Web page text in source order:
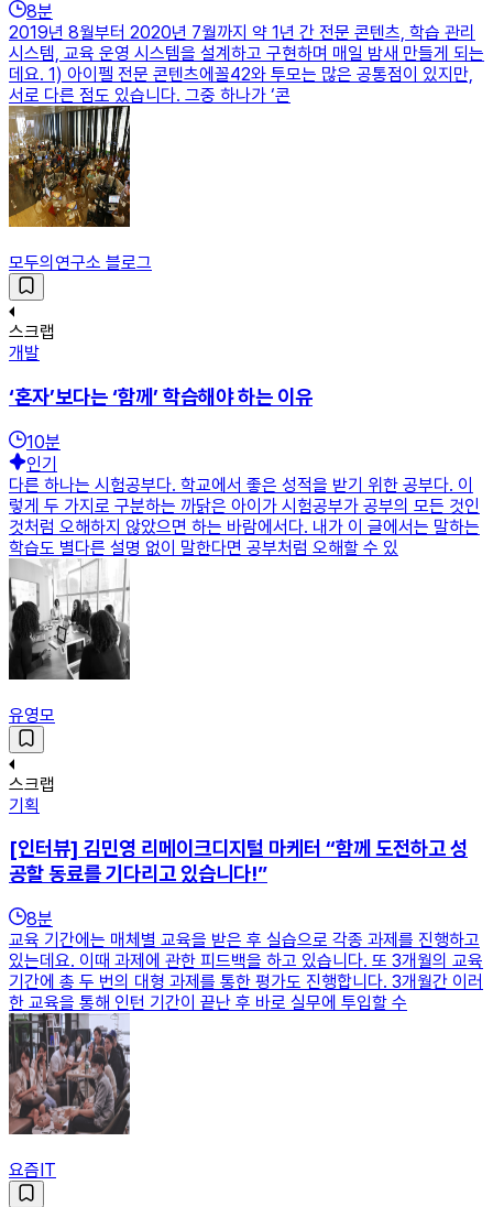
8분
2019년 8월부터 2020년 7월까지 약 1년 간 전문 콘텐츠, 학습 관리
시스템, 교육 운영 시스템을 설계하고 구현하며 매일 밤새 만들게 되는
데요. 1) 아이펠 전문 콘텐츠에꼴42와 투모는 많은 공통점이 있지만,
서로 다른 점도 있습니다. 그중 하나가 ‘콘
모두의연구소 블로그
스크랩
개발
‘혼자’보다는 ‘함께’ 학습해야 하는 이유
10분
인기
다른 하나는 시험공부다. 학교에서 좋은 성적을 받기 위한 공부다. 이
렇게 두 가지로 구분하는 까닭은 아이가 시험공부가 공부의 모든 것인
것처럼 오해하지 않았으면 하는 바람에서다. 내가 이 글에서는 말하는
학습도 별다른 설명 없이 말한다면 공부처럼 오해할 수 있
유영모
스크랩
기획
[인터뷰] 김민영 리메이크디지털 마케터 “함께 도전하고 성
공할 동료를 기다리고 있습니다!”
8분
교육 기간에는 매체별 교육을 받은 후 실습으로 각종 과제를 진행하고
있는데요. 이때 과제에 관한 피드백을 하고 있습니다. 또 3개월의 교육
기간에 총 두 번의 대형 과제를 통한 평가도 진행합니다. 3개월간 이러
한 교육을 통해 인턴 기간이 끝난 후 바로 실무에 투입할 수
요즘IT